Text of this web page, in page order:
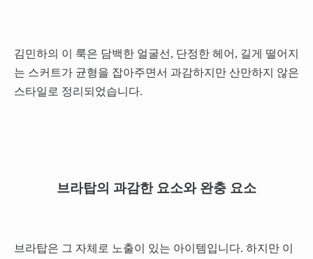
김민하의 이 룩은 담백한 얼굴선, 단정한 헤어, 길게 떨어지
는 스커트가 균형을 잡아주면서 과감하지만 산만하지 않은
스타일로 정리되었습니다.
브라탑의 과감한 요소와 완충 요소
브라탑은 그 자체로 노출이 있는 아이템입니다. 하지만 이